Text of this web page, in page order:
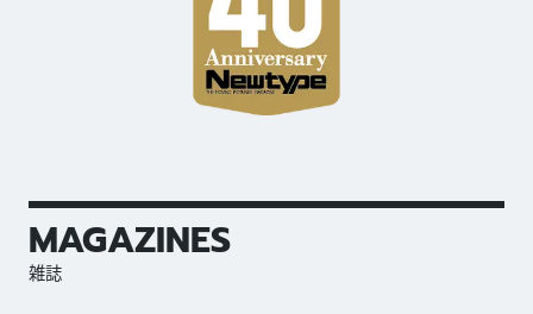
MAGAZINES
雑誌